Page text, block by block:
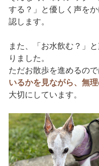
する？」と優しく声を
認します。
また、「お水飲む？」
りました。
ただお散歩を進めるので
いるかを見ながら、無
大切にしています。